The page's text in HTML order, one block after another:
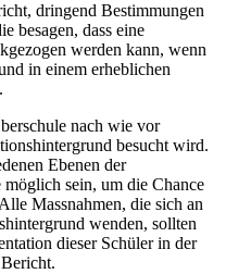
dringend Bestimmungen
besagen, dass eine
werden kann, wenn
in einem erheblichen
nach wie vor
besucht wird.
Ebenen der
sein, um die Chance
Massnahmen, die sich an
wenden, sollten
dieser Schüler in der